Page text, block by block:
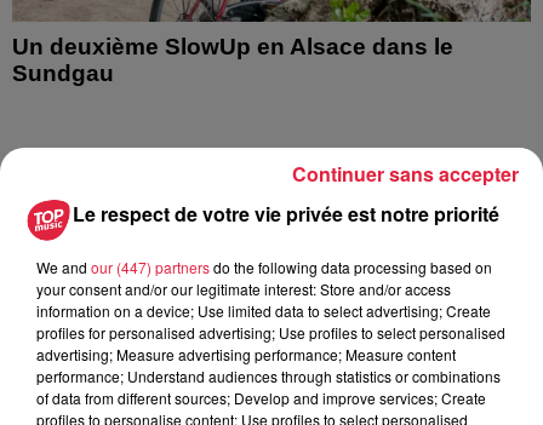
Un deuxième SlowUp en Alsace dans le
Sundgau
Le respect de votre vie privée est notre priorité
We and our (447) partnersdo the following data processing based on
your consent and/or our legitimate interest: Store and/or access
information on a device; Use limited data to select advertising; Create
profiles for personalised advertising; Use profiles to select personalised
advertising; Measure advertising performance; Measure content
performance; Understand audiences through statistics or combinations
of data from different sources; Develop and improve services; Create
profiles to personalise content; Use profiles to select personalised
Continuer sans accepter